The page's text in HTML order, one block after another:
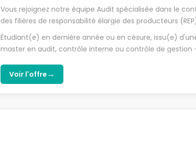
Vous rejoignez notre équipe Audit spécialisée dans le
des filières de responsabilité élargie des producteurs
qui oblige les entreprises mettant des produits sur le
organiser leur collecte et leur recyclage en fin de vie.
entière à l'équipe, vous participez à toutes les phases des
contrôle, pour le compte des éco-organismes agréés par
connaissance des activités des entreprises auditées
Étudiant(e) en dernière année ou en césure, issu(e)
master en audit, contrôle interne ou contrôle de
essentielle. Rigoureux(se) et analytique, vous êtes à l'aise
traitement de données volumineuses et la structuration
auditables. Vous savez travailler en équipe, instaurer un
confiance avec les interlocuteurs clients, et vous
ces filières depuis près de 10 ans et vous apportera : -
Voir l'offre →